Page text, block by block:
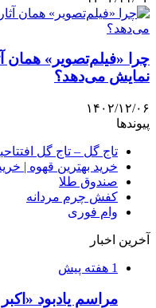
چرا «فیلم‌تصویر» همان
نمایش می‌دهد؟
۱۴۰۲/۱۲/۰۶
پیوندها
تاج گل – تاج گل
خرید بهترین قهوه |
صندوق طلا
کفش چرم مردانه
وام فوری
آخرین اخبار
1 هفته پیش
مراسم یادبود